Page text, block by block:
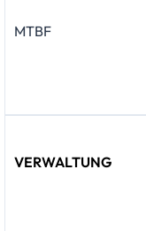
MTBF
VERWALTUNG